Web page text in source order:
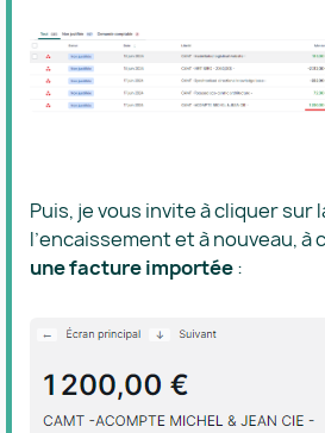
Puis, je vous invite à cliquer sur
l’encaissement et à nouveau, à
une facture importée: